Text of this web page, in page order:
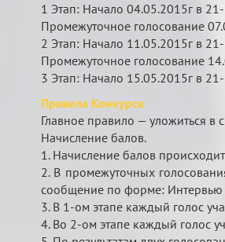
1 Этап: Начало 04.05.2015г в
Промежуточное голосование
2 Этап: Начало 11.05.2015г в
Промежуточное голосование
3 Этап: Начало 15.05.2015г в
Правила Конкурса
Главное правило — уложиться в
Начисление балов.
1. Начисление балов
2. В промежуточных
сообщение по форме: Интервью
3. В 1-ом этапе каждый голос
4. Во 2-ом этапе каждый голос